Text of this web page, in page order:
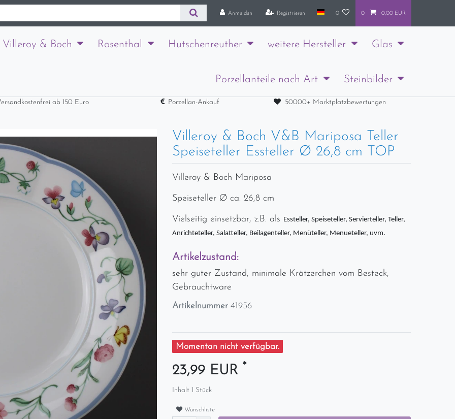
Anmelden Registrieren 0 0 0,00 EUR
Villeroy & Boch Rosenthal Hutschenreuther weitere Hersteller Glas
Porzellanteile nach Art Steinbilder
ab 150 Euro Porzellan-Ankauf 50000+ Marktplatzbewertungen
Villeroy & Boch V&B Mariposa Teller
Speiseteller Essteller Ø 26,8 cm TOP
Villeroy & Boch Mariposa
Speiseteller Ø ca. 26,8 cm
Vielseitig einsetzbar, z.B. als Essteller, Speiseteller, Servierteller, Teller,
Anrichteteller, Salatteller, Beilagenteller, Menüteller, Menueteller, uvm.
Artikelzustand:
sehr guter Zustand, minimale Krätzerchen vom Besteck,
Gebrauchtware
Artikelnummer 41956
Momentan nicht verfügbar.
23,99 EUR *
Inhalt 1 Stück
Wunschliste